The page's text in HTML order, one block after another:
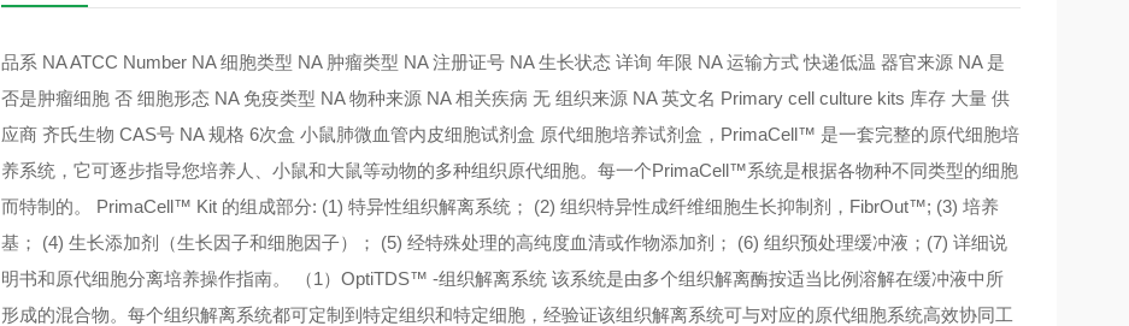
品系 NA ATCC Number NA 细胞类型 NA 肿瘤类型 NA 注册证号 NA 生长状态 详询 年限 NA 运输方式 快递低温 器官来源 NA 是
否是肿瘤细胞 否 细胞形态 NA 免疫类型 NA 物种来源 NA 相关疾病 无 组织来源 NA 英文名 Primary cell culture kits 库存 大量 供
应商 齐氏生物 CAS号 NA 规格 6次盒 小鼠肺微血管内皮细胞试剂盒 原代细胞培养试剂盒，PrimaCell™ 是一套完整的原代细胞培
养系统，它可逐步指导您培养人、小鼠和大鼠等动物的多种组织原代细胞。每一个PrimaCell™系统是根据各物种不同类型的细胞
而特制的。 PrimaCell™ Kit 的组成部分: (1) 特异性组织解离系统； (2) 组织特异性成纤维细胞生长抑制剂，FibrOut™; (3) 培养
基； (4) 生长添加剂（生长因子和细胞因子）； (5) 经特殊处理的高纯度血清或作物添加剂； (6) 组织预处理缓冲液；(7) 详细说
明书和原代细胞分离培养操作指南。 （1）OptiTDS™ -组织解离系统 该系统是由多个组织解离酶按适当比例溶解在缓冲液中所
形成的混合物。每个组织解离系统都可定制到特定组织和特定细胞，经验证该组织解离系统可与对应的原代细胞系统高效协同工